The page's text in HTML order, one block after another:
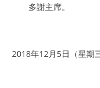
多謝主席。
2018年12月5日（星期三